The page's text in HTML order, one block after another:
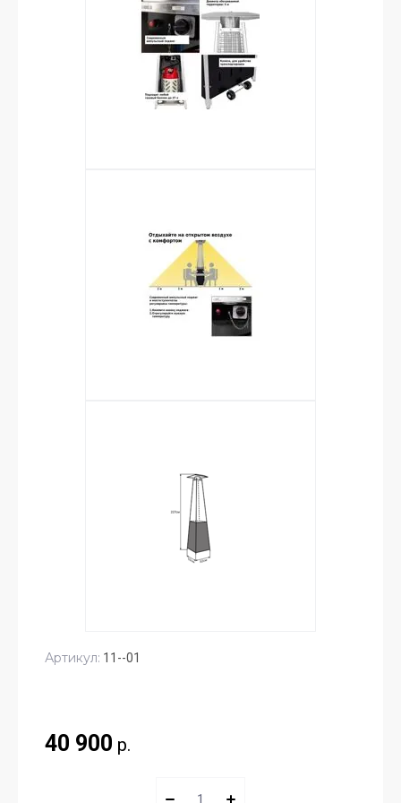
Артикул: 11--01
40 900 р.